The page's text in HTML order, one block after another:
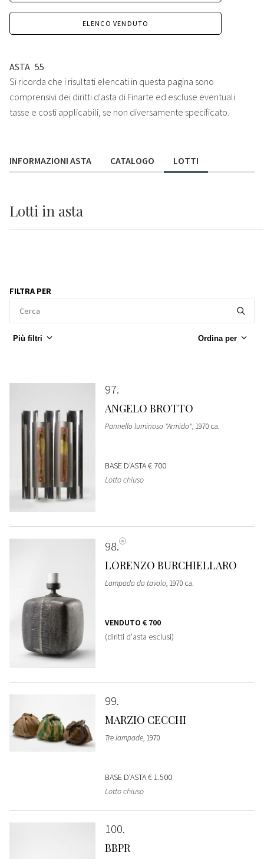
ELENCO VENDUTO
ASTA 55
Si ricorda che i risultati elencati in questa pagina sono
comprensivi dei diritti d'asta di Finarte ed escluse eventuali
tasse e costi applicabili, se non diversamente specificato.
INFORMAZIONI ASTA CATALOGO LOTTI
Lotti in asta
FILTRA PER
Più filtri Ordina per
97
ANGELO BROTTO
Pannello luminoso "Armido", 1970 ca.
BASE D'ASTA€ 700
Lotto chiuso
98
LORENZO BURCHIELLARO
Lampada da tavolo, 1970 ca.
VENDUTO € 700
(diritti d'asta esclusi)
99
MARZIO CECCHI
Tre lampade, 1970
BASE D'ASTA€ 1.500
Lotto chiuso
100
BBPR